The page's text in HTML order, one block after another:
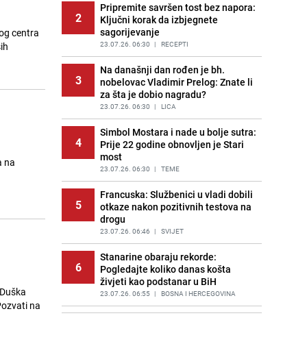
centra
na
na
13
Pijana sjela za volan: Osiguranje
odbilo isplatu štete na vozilu koje je
slupala Anja Ljubojević
PRIJE 1 DAN | BOSNA I HERCEGOVINA
14
Meteorolozi za danas podigli
upozorenja za 3 regije: Objavljena
prognoza do petka - stiže kiša?
PRIJE 2 DANA | BOSNA I HERCEGOVINA
15
Uklonite kamenac sa slavina u
kupatilu: Dovoljna je ova smjesa
PRIJE 2 DANA | ŽIVOT I STIL
2
Pripremite savršen tost bez napora:
Ključni korak da izbjegnete
sagorijevanje
23.07.26. 06:30 | RECEPTI
3
Na današnji dan rođen je bh.
nobelovac Vladimir Prelog: Znate li
za šta je dobio nagradu?
23.07.26. 06:30 | LICA
4
Simbol Mostara i nade u bolje sutra:
Prije 22 godine obnovljen je Stari
most
23.07.26. 06:30 | TEME
5
Francuska: Službenici u vladi dobili
otkaze nakon pozitivnih testova na
drogu
23.07.26. 06:46 | SVIJET
6
Stanarine obaraju rekorde:
Pogledajte koliko danas košta
živjeti kao podstanar u BiH
23.07.26. 06:55 | BOSNA I HERCEGOVINA